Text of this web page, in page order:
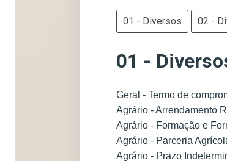
01 - Diversos 02 -
01 -
Geral - Termo de
Agrário - Arrendamento
Agrário - Formação e
Agrário - Parceria
Agrário - Prazo